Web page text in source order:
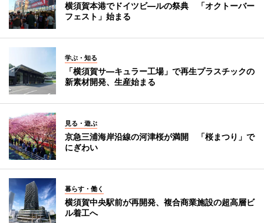
横須賀本港でドイツビ―ルの祭典 「オクトーバー
フェスト」始まる
学ぶ・知る
「横須賀サ―キュラー工場」で再生プラスチックの
新素材開発、生産始まる
見る・遊ぶ
京急三浦海岸沿線の河津桜が満開 「桜まつり」で
にぎわい
暮らす・働く
横須賀中央駅前が再開発、複合商業施設の超高層ビ
ル着工へ